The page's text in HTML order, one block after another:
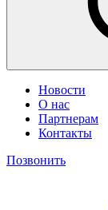
Новости
О нас
Партнерам
Контакты
Позвонить